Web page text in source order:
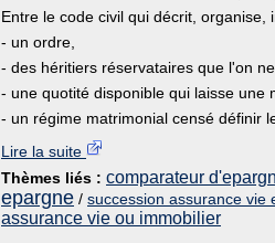
Entre le code civil qui décrit,
- un ordre,
- des héritiers réservataires que l'on
- une quotité disponible qui laisse une
- un régime matrimonial censé définir
Lire la suite
Thèmes liés : comparateur
epargne / succession assurance vie
assurance vie ou immobilier